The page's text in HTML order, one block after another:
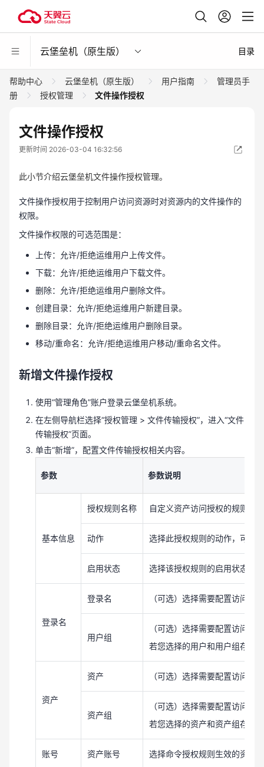
云堡垒机（原生版） 目录
帮助中心 云堡垒机（原生版） 用户指南
管理员手
册
授权管理 文件操作授权
文件操作授权
更新时间 2026-03-04 16:32:56
此小节介绍云堡垒机文件操作授权管理。
文件操作授权用于控制用户访问资源时对资源内的文件操作的
权限。
文件操作权限的可选范围是：
上传：允许/拒绝运维用户上传文件。
下载：允许/拒绝运维用户下载文件。
删除：允许/拒绝运维用户删除文件。
创建目录：允许/拒绝运维用户新建目录。
删除目录：允许/拒绝运维用户删除目录。
移动/重命名：允许/拒绝运维用户移动/重命名文件。
新增文件操作授权
使用“管理角色”账户登录云堡垒机系统。
在左侧导航栏选择“授权管理 > 文件传输授权”，进入“文件
传输授权”页面。
单击“新增”，配置文件传输授权相关内容。
参数 参数说明
基本信息
授权规则名称 自定义资产访问授权的规则名
动作 选择此授权规则的动作，可选“
启用状态 选择该授权规则的启用状态，
登录名
登录名 （可选）选择需要配置访问授
用户组
（可选）选择需要配置访问授
若您选择的用户和用户组存在
资产
资产 （可选）选择需要配置访问授
资产组
（可选）选择需要配置访问授
若您选择的资产和资产组存在
账号 资产账号 选择命令授权规则生效的资产